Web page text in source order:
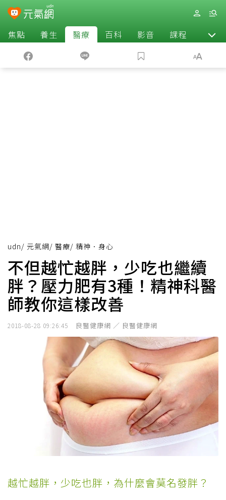
焦點 養生 醫療 百科 影音 課程 退休
udn/ 元氣網/ 醫療/ 精神．身心
不但越忙越胖，少吃也繼續
胖？壓力肥有3種！精神科醫
師教你這樣改善
2018-08-28 09:26:45 良醫健康網 ／ 良醫健康網
越忙越胖，少吃也胖，為什麼會莫名發胖？